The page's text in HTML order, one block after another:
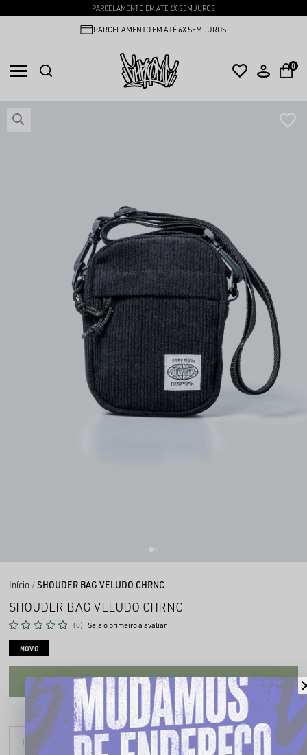
PARCELAMENTO EM ATÉ 6X SEM JUROS
PARCELAMENTO EM ATÉ 6X SEM JUROS
0
Início SHOUDER BAG VELUDO CHRNC
SHOUDER BAG VELUDO CHRNC
(0) Seja o primeiro a avaliar
NOVO
CADASTRE-SE PARA VER O PREÇO